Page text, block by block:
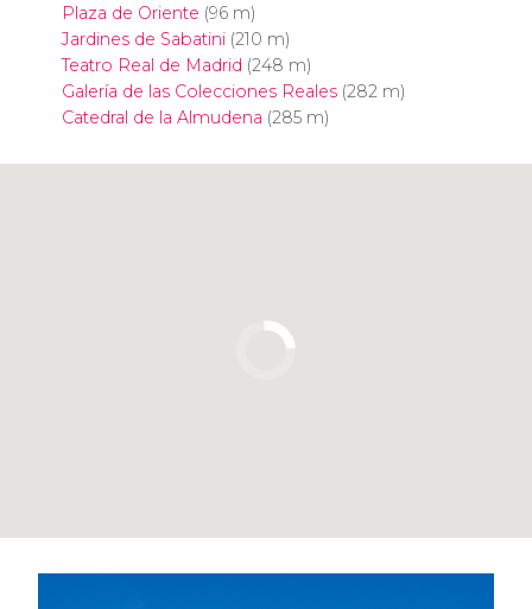
Plaza de Oriente (96 m)
Jardines de Sabatini(210 m)
Teatro Real de Madrid (248 m)
Galería de las Colecciones Reales(282 m)
Catedral de la Almudena (285 m)